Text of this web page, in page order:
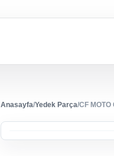
Anasayfa/Yedek Parça/CF